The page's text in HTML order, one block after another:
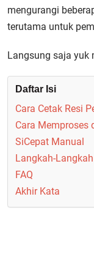
mengurangi
terutama untuk
Langsung saja yuk
Daftar Isi
Cara Cetak Resi
Cara Memproses
SiCepat Manual
Langkah-
FAQ
Akhir Kata